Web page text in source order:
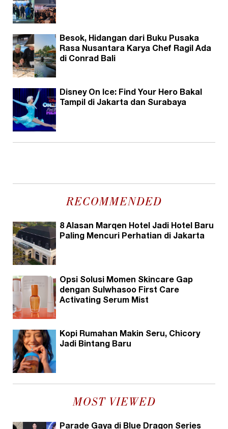
Besok, Hidangan dari Buku Pusaka
Rasa Nusantara Karya Chef Ragil Ada
di Conrad Bali
Disney On Ice: Find Your Hero Bakal
Tampil di Jakarta dan Surabaya
RECOMMENDED
8 Alasan Marqen Hotel Jadi Hotel Baru
Paling Mencuri Perhatian di Jakarta
Opsi Solusi Momen Skincare Gap
dengan Sulwhasoo First Care
Activating Serum Mist
Kopi Rumahan Makin Seru, Chicory
Jadi Bintang Baru
MOST VIEWED
Parade Gaya di Blue Dragon Series